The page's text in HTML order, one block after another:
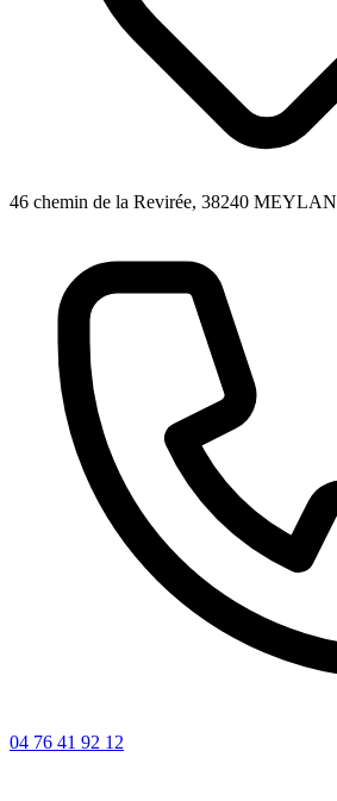
46 chemin de la Revirée, 38240 MEYLAN
04 76 41 92 12